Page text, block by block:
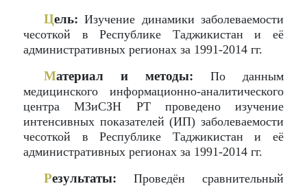
Цель: Изучение динамики заболеваемости
чесоткой в Республике Таджикистан и её
административных регионах за 1991-2014 гг.
Материал и методы: По данным
медицинского информационно-аналитического
центра МЗиСЗН РТ проведено изучение
интенсивных показателей (ИП) заболеваемости
чесоткой в Республике Таджикистан и её
административных регионах за 1991-2014 гг.
Результаты: Проведён сравнительный